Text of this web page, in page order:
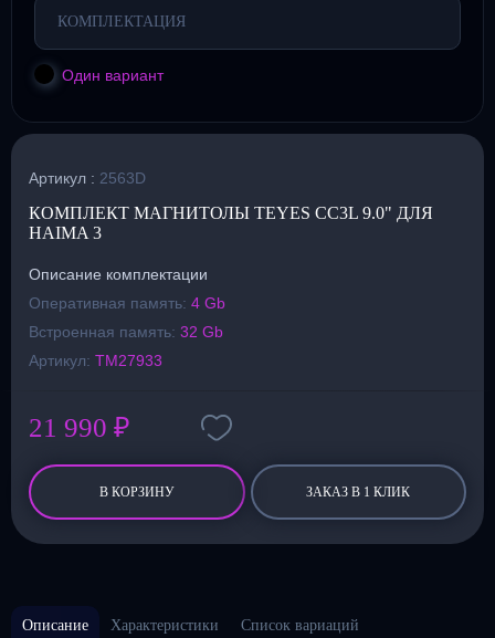
КОМПЛЕКТАЦИЯ
Один вариант
Артикул : 2563D
КОМПЛЕКТ МАГНИТОЛЫ TEYES CC3L 9.0" ДЛЯ
HAIMA 3
Описание комплектации
Оперативная память: 4 Gb
Встроенная память: 32 Gb
Артикул: TM27933
21 990 ₽
В КОРЗИНУ ЗАКАЗ В 1 КЛИК
Описание Характеристики Список вариаций